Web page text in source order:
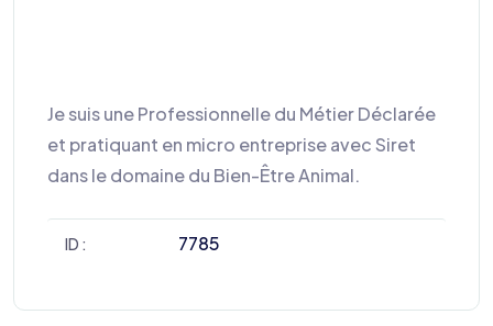
Je suis une Professionnelle du Métier Déclarée
et pratiquant en micro entreprise avec Siret
dans le domaine du Bien-Être Animal.
ID : 7785